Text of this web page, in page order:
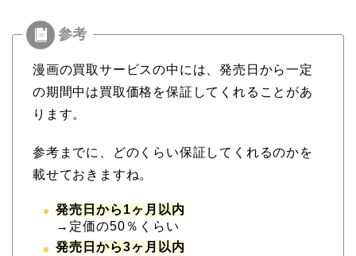
漫画の買取サービスの中には、発売日から一定
の期間中は買取価格を保証してくれることがあ
ります。
参考までに、どのくらい保証してくれるのかを
載せておきますね。
発売日から1ヶ月以内
→定価の50％くらい
発売日から3ヶ月以内